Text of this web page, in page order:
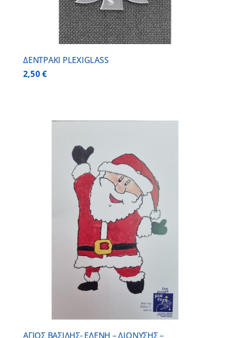
ΔΕΝΤΡΑΚΙ PLEXIGLASS
2,50€
ΑΓΙΟΣ ΒΑΣΙΛΗΣ- ΕΛΕΝΗ – ΔΙΟΝΥΣΗΣ –